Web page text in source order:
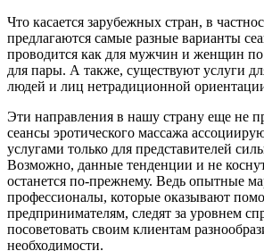
Что касается зарубежных стран, в
предлагаются самые разные варианты
проводится как для мужчин и женщин по
для пары. А также, существуют услуги
людей и лиц нетрадиционной
Эти направления в нашу страну еще не
сеансы эротического массажа
услугами только для представителей
Возможно, данные тенденции и не
останется по-прежнему. Ведь опытные
профессионалы, которые оказывают
предпринимателям, следят за уровнем
посоветовать своим клиентам
необходимости.